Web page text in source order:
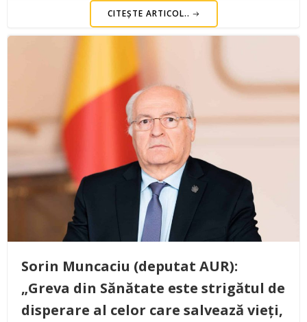
CITEȘTE ARTICOL..
Sorin Muncaciu (deputat AUR):
„Greva din Sănătate este strigătul de
disperare al celor care salvează vieți,